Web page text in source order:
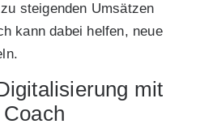
steigenden Umsätzen
kann dabei helfen, neue
mit